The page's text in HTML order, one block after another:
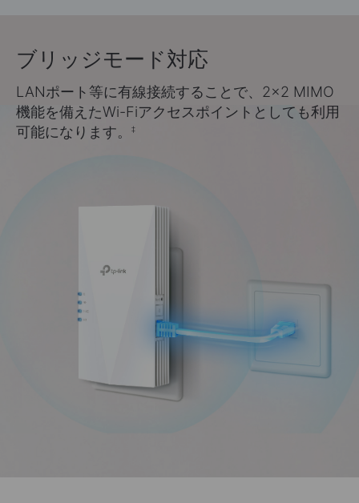
ブリッジモード対応
LANポート等に有線接続することで、2×2 MIMO
機能を備えたWi-Fiアクセスポイントとしても利用
可能になります。
‡